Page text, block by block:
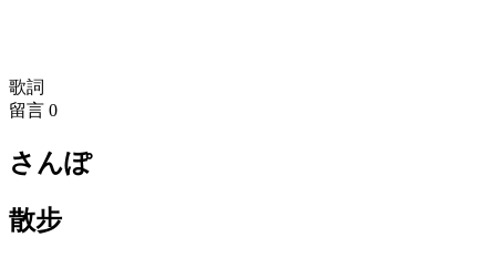
歌詞
留言 0
さんぽ
散步